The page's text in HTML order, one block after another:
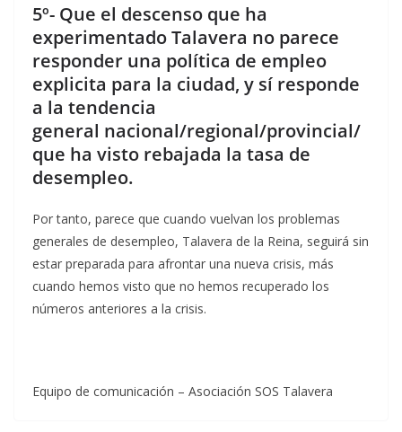
5º- Que el descenso que ha
experimentado Talavera no parece
responder una política de empleo
explicita para la ciudad, y sí responde
a la tendencia
general nacional/regional/provincial/
que ha visto rebajada la tasa de
desempleo.
Por tanto, parece que cuando vuelvan los problemas
generales de desempleo, Talavera de la Reina, seguirá sin
estar preparada para afrontar una nueva crisis, más
cuando hemos visto que no hemos recuperado los
números anteriores a la crisis.
Equipo de comunicación – Asociación SOS Talavera